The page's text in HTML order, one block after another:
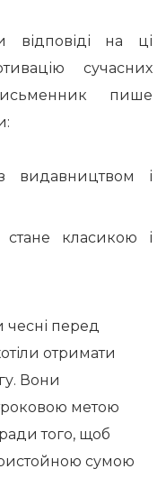
відповіді на ці
сучасних
пише
видавництвом і
класикою і
чесні перед
отримати
Вони
метою
того, щоб
сумою